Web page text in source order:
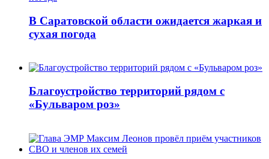
В Саратовской области ожидается жаркая и
сухая погода
Благоустройство территорий рядом с
«Бульваром роз»